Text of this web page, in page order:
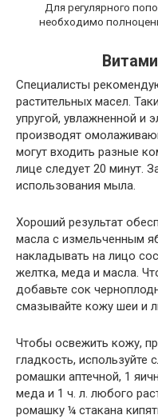
Для регулярного
необходимо
Специалисты
растительных масел.
упругой, увлажненной и
производят
могут входить разные
лице следует 20 минут.
использования мыла.
Хороший результат
масла с измельченным
накладывать на лицо
желтка, меда и масла.
добавьте сок
смазывайте кожу шеи и
Чтобы освежить кожу,
гладкость, используйте
ромашки аптечной, 1
меда и 1 ч. л. любого
ромашку ¼ стакана